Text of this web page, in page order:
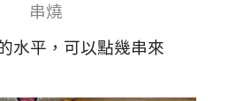
串燒
水平，可以點幾串來